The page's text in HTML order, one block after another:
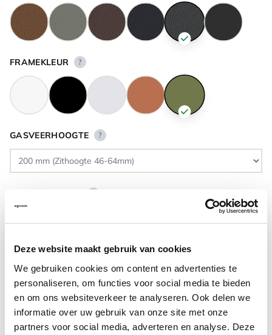
Deze website maakt gebruik van cookies
We gebruiken cookies om content en advertenties te
personaliseren, om functies voor social media te bieden
en om ons websiteverkeer te analyseren. Ook delen we
informatie over uw gebruik van onze site met onze
partners voor social media, adverteren en analyse. Deze
FRAMEKLEUR ?
GASVEERHOOGTE ?
VOETENRING ?
VOETENSTER IN GEPOLIJST ALUMINIUM ?